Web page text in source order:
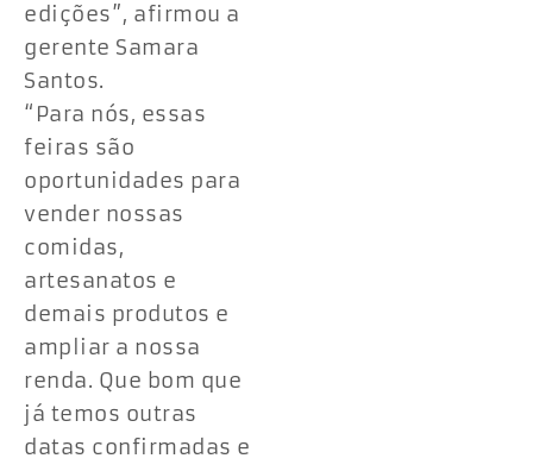
edições”, afirmou a
gerente Samara
Santos.
“Para nós, essas
feiras são
oportunidades para
vender nossas
comidas,
artesanatos e
demais produtos e
ampliar a nossa
renda. Que bom que
já temos outras
datas confirmadas e